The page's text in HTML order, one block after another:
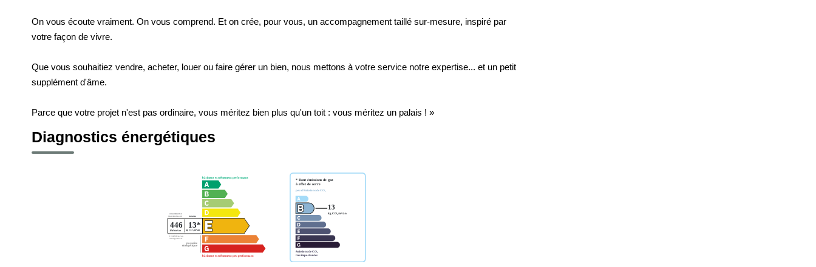
On vous écoute vraiment. On vous comprend. Et on crée, pour vous, un accompagnement taillé sur-mesure, inspiré par
votre façon de vivre.
Que vous souhaitiez vendre, acheter, louer ou faire gérer un bien, nous mettons à votre service notre expertise... et un petit
supplément d'âme.
Parce que votre projet n'est pas ordinaire, vous méritez bien plus qu'un toit : vous méritez un palais ! »
Diagnostics énergétiques